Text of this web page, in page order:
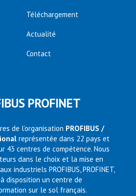
Téléchargement
Actualité
Contact
PROFINET
de l’organisation PROFIBUS /
représentée dans 22 pays et
43 centres de compétence. Nous
dans le choix et la mise en
industriels PROFIBUS, PROFINET,
disposition un centre de
sur le sol français.